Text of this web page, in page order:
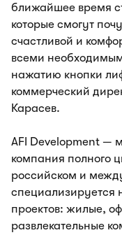
ближайшее время
которые смогут
счастливой и
всеми
нажатию кнопки
коммерческий
Карасев.
AFI Development —
компания полного
российском и
проектов: жилые,
развлекательные